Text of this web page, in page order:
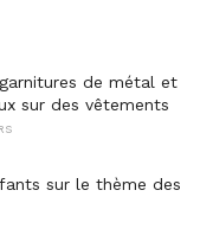
de métal et
sur des vêtements
sur le thème des